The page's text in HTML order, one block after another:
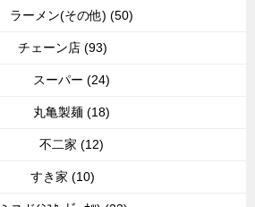
ラーメン(その他) (50)
チェーン店 (93)
スーパー (24)
丸亀製麺 (18)
不二家 (12)
すき家 (10)